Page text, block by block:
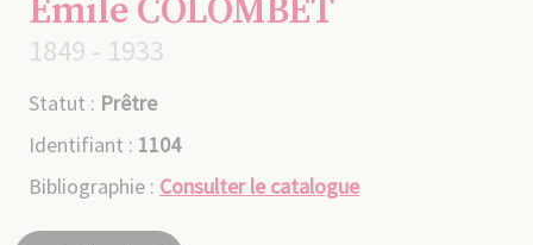
Émile COLOMBET
1849 - 1933
Statut : Prêtre
Identifiant : 1104
Bibliographie : Consulter le catalogue